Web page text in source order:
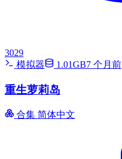
3029
模拟器
1.01GB7 个月前
重生萝莉岛
合集 简体中文